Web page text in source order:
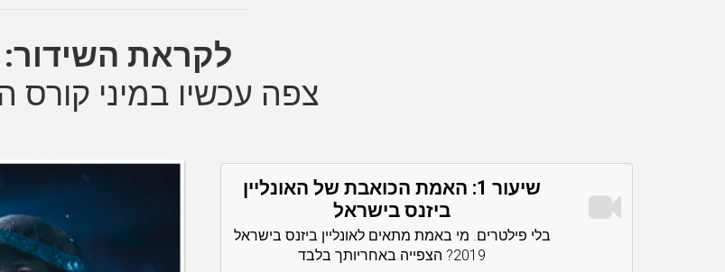
לקראת השידור:
צפה עכשיו במיני קורס
שיעור 1: האמת הכואבת של האונליין
ביזנס בישראל
בלי פילטרים. מי באמת מתאים לאונליין ביזנס בישראל
2019? הצפייה באחריותך בלבד